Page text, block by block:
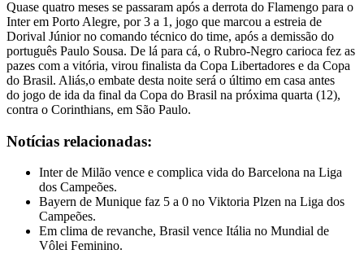
Quase quatro meses se passaram após a derrota do Flamengo para o
Inter em Porto Alegre, por 3 a 1, jogo que marcou a estreia de
Dorival Júnior no comando técnico do time, após a demissão do
português Paulo Sousa. De lá para cá, o Rubro-Negro carioca fez as
pazes com a vitória, virou finalista da Copa Libertadores e da Copa
do Brasil. Aliás,o embate desta noite será o último em casa antes
do jogo de ida da final da Copa do Brasil na próxima quarta (12),
contra o Corinthians, em São Paulo.
Notícias relacionadas:
Inter de Milão vence e complica vida do Barcelona na Liga
dos Campeões.
Bayern de Munique faz 5 a 0 no Viktoria Plzen na Liga dos
Campeões.
Em clima de revanche, Brasil vence Itália no Mundial de
Vôlei Feminino.